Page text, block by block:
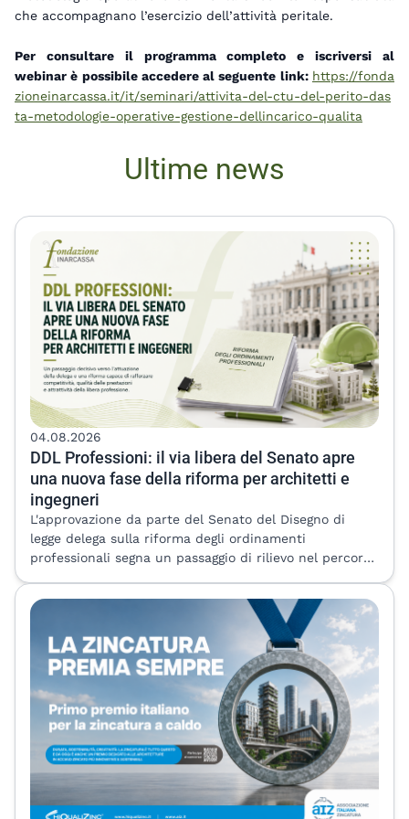
che accompagnano l’esercizio dell’attività peritale.
Per consultare il programma completo e iscriversi al
webinar è possibile accedere al seguente link: https://fonda
zioneinarcassa.it/it/seminari/attivita-del-ctu-del-perito-das
ta-metodologie-operative-gestione-dellincarico-qualita
Ultime news
DDL Professioni: il via libera del Senato apre
una nuova fase della riforma per architetti e
ingegneri
04.08.2026
L'approvazione da parte del Senato del Disegno di
legge delega sulla riforma degli ordinamenti
professionali segna un passaggio di rilievo nel percorso
provvedimento, che passa ora all'esame della Camera
dei Deputati, apre una fase decisiva: quella
dell'attuazione della delega, dalla quale dipenderà la
concreta definizione delle misure destinate a incidere
sull'esercizio della libera professione. Per architetti e
ingegneri il disegno di legge rappresenta un intervento
di particolare interesse. La riforma punta infatti ad
aggiornare un impianto normativo che, negli ultimi
anni, si è confrontato con profonde trasformazioni del
mercato, dell'innovazione tecnologica e
dell'organizzazione delle professioni. L'efficacia del
provvedimento dipenderà ora dalla capacità dei